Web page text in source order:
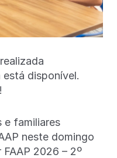
está disponível.
!
e familiares
neste domingo
FAAP 2026 – 2º